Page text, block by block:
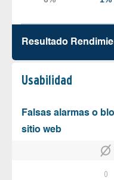
Resultado
Usabilidad
Falsas alarmas o
sitio web
0